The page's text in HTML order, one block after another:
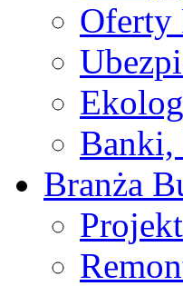
Oferty
Banki,
Branża